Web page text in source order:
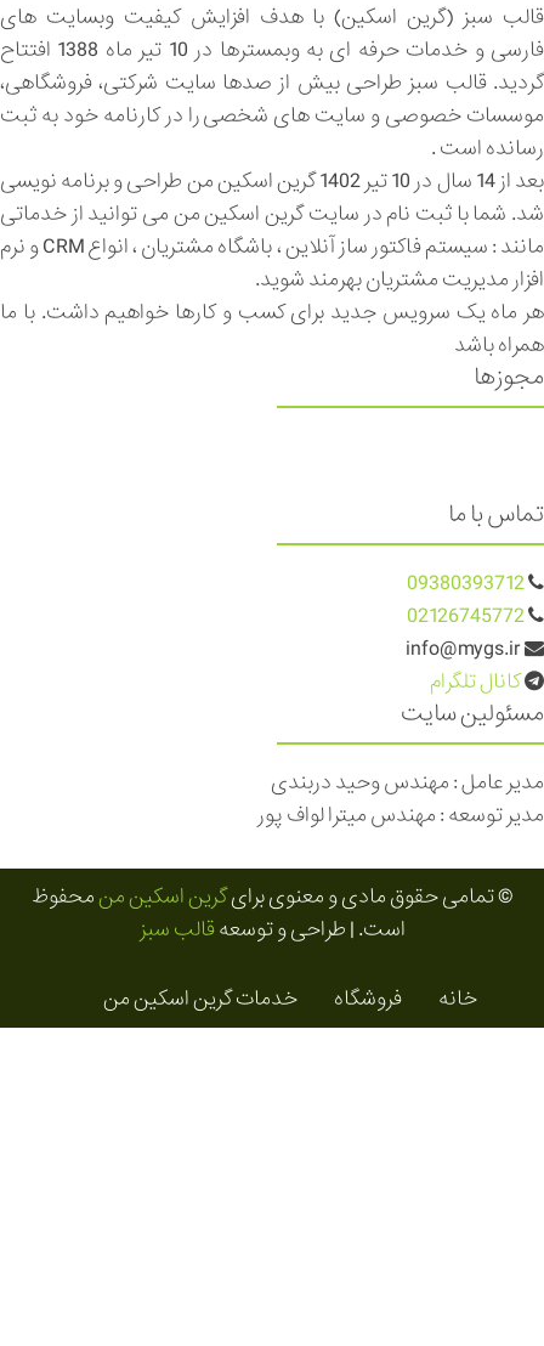
قالب سبز (گرین اسکین) با هدف افزایش کیفیت وبسایت های
فارسی و خدمات حرفه ای به وبمسترها در 10 تیر ماه 1388 افتتاح
گردید. قالب سبز طراحی بیش از صدها سایت شرکتی، فروشگاهی،
موسسات خصوصی و سایت های شخصی را در کارنامه خود به ثبت
رسانده است .
بعد از 14 سال در 10 تیر 1402 گرین اسکین من طراحی و برنامه نویسی
شد. شما با ثبت نام در سایت گرین اسکین من می توانید از خدماتی
مانند : سیستم فاکتور ساز آنلاین ، باشگاه مشتریان ، انواع CRM و نرم
افزار مدیریت مشتریان بهرمند شوید.
هر ماه یک سرویس جدید برای کسب و کارها خواهیم داشت. با ما
همراه باشد
مجوزها
تماس با ما
09380393712
02126745772
کانال تلگرام
مسئولین سایت
مدیر عامل : مهندس وحید دربندی
مدیر توسعه : مهندس میترا لواف پور
© تمامی حقوق مادی و معنوی برایگرین اسکین منمحفوظ
است. | طراحی و توسعهقالب سبز
خانه فروشگاه خدمات گرین اسکین من